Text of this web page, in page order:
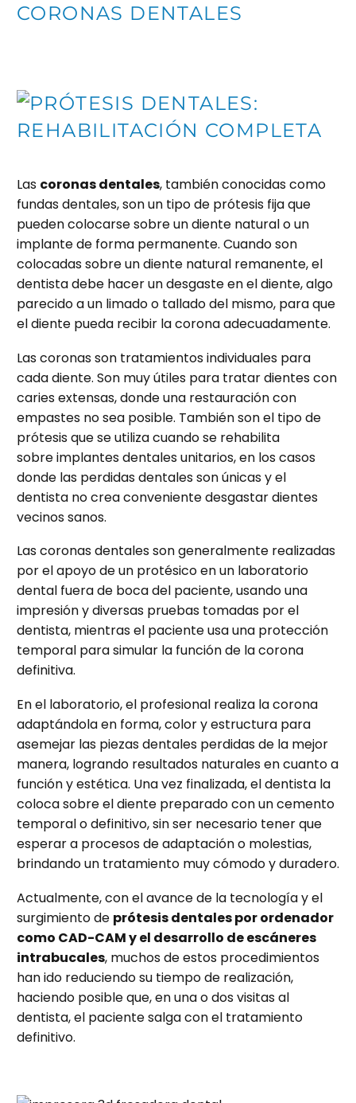
CORONAS DENTALES
Las coronas dentales, también conocidas como
fundas dentales, son un tipo de prótesis fija que
pueden colocarse sobre un diente natural o un
implante de forma permanente. Cuando son
colocadas sobre un diente natural remanente, el
dentista debe hacer un desgaste en el diente, algo
parecido a un limado o tallado del mismo, para que
el diente pueda recibir la corona adecuadamente.
Las coronas son tratamientos individuales para
cada diente. Son muy útiles para tratar dientes con
caries extensas, donde una restauración con
empastes no sea posible. También son el tipo de
prótesis que se utiliza cuando se rehabilita
sobre implantes dentales unitarios, en los casos
donde las perdidas dentales son únicas y el
dentista no crea conveniente desgastar dientes
vecinos sanos.
Las coronas dentales son generalmente realizadas
por el apoyo de un protésico en un laboratorio
dental fuera de boca del paciente, usando una
impresión y diversas pruebas tomadas por el
dentista, mientras el paciente usa una protección
temporal para simular la función de la corona
definitiva.
En el laboratorio, el profesional realiza la corona
adaptándola en forma, color y estructura para
asemejar las piezas dentales perdidas de la mejor
manera, logrando resultados naturales en cuanto a
función y estética. Una vez finalizada, el dentista la
coloca sobre el diente preparado con un cemento
temporal o definitivo, sin ser necesario tener que
esperar a procesos de adaptación o molestias,
brindando un tratamiento muy cómodo y duradero.
Actualmente, con el avance de la tecnología y el
surgimiento de prótesis dentales por ordenador
como CAD-CAM y el desarrollo de escáneres
intrabucales, muchos de estos procedimientos
han ido reduciendo su tiempo de realización,
haciendo posible que, en una o dos visitas al
dentista, el paciente salga con el tratamiento
definitivo.